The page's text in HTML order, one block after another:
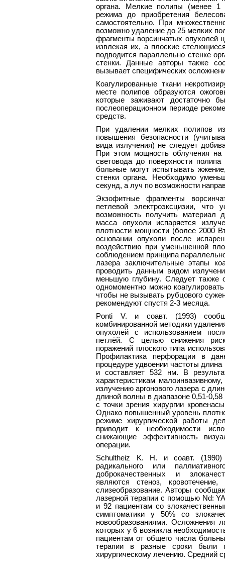
органа. Мелкие полипы (менее 1
режима до приобретения
самостоятельно. При
возможно удаление до 25 мелких
фрагменты ворсинчатых опухолей
извлекая их, а плоские
подводится параллельно стенке
стенки. Данные авторы также
вызывает специфических
Коагулированные ткани
месте полипов образуются
которые заживают достаточно
послеоперационном периоде
средств.
При удалении мелких полипов
повышения безопасности
вида излучения) не следует
При этом мощность облучения на
световода до поверхности
больные могут испытывать
стенки органа. Необходимо
секунд, а луч по возможности
Экзофитные фрагменты
петлевой электроэксцизии, что
возможность получить материал
масса опухоли испаряется
плотности мощности (более 2000
основании опухоли после
воздействию при уменьшенной
соблюдением принципа
лазера заключительные этапы
проводить данным видом
меньшую глубину. Следует также
одномоментно можно
чтобы не вызывать рубцового
рекомендуют спустя 2-3 месяца.
Ponti V. и соавт. (1993)
комбинированной методики
опухолей с использованием
петлёй. С целью снижения
поражений плоского типа
Профилактика перфорации в
процедуре удвоении частоты
и составляет 532 нм. В
характеристикам
излучению аргонового лазера с
длиной волны в диапазоне 0,51-
с точки зрения хирургии
Однако повышенный уровень
режиме хирургической работы
приводит к необходимости
снижающие эффективность
операции.
Schultheiz K. H. и соавт. (1990)
радикального или
доброкачественных и
являются стеноз,
слизеобразование. Авторы
лазерной терапии с помощью Nd:
и 92 пациентам со
симптоматики у 50% со
новообразованиями. Осложнения
которых у 6 возникла
пациентам от общего числа
терапии в разные сроки были
хирургическому лечению. Средний